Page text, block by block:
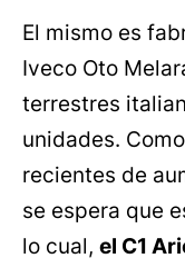
El mismo es
Iveco Oto
terrestres
unidades.
recientes de
se espera que
lo cual, el C1